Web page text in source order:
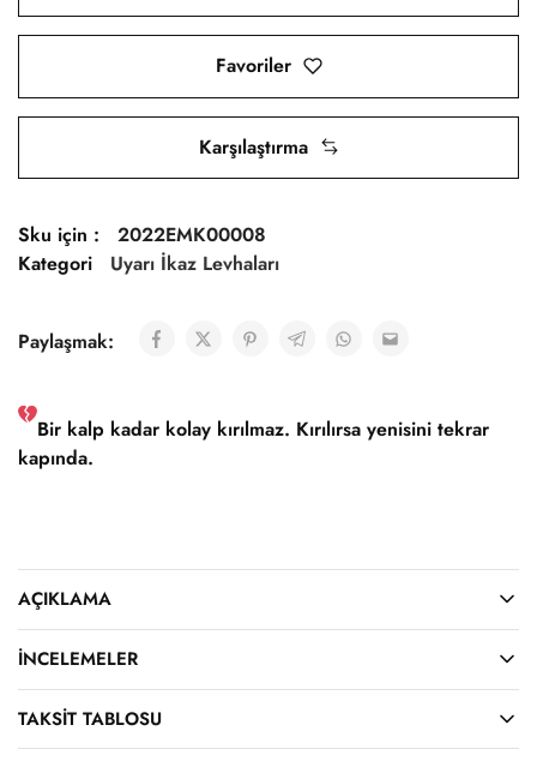
Favoriler
Karşılaştırma
Sku için :
2022EMK00008
Kategori
Uyarı İkaz Levhaları
Paylaşmak:
Bir kalp kadar kolay kırılmaz. Kırılırsa yenisini tekrar
kapında.
AÇIKLAMA
İNCELEMELER
TAKSIT TABLOSU